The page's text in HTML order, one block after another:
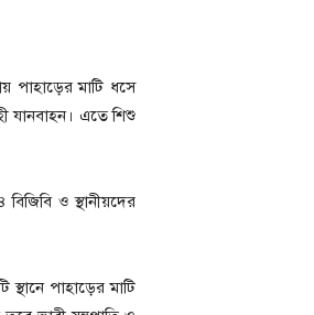
পাহাড়ের মাটি ধসে
যানবাহন। এতে শিশু
ও স্থানীয়দের
পাহাড়ের মাটি